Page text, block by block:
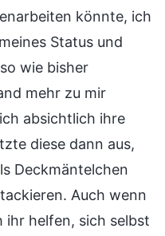
könnte, ich
Status und
wie bisher
mehr zu mir
absichtlich ihre
diese dann aus,
Deckmäntelchen
Auch wenn
ihr helfen, sich selbst